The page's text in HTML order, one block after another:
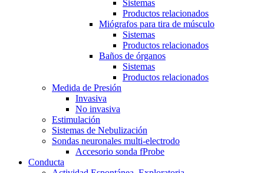
Sistemas
Productos relacionados
Miógrafos para tira de músculo
Sistemas
Productos relacionados
Baños de órganos
Sistemas
Productos relacionados
Medida de Presión
Invasiva
No invasiva
Estimulación
Sistemas de Nebulización
Sondas neuronales multi-electrodo
Accesorio sonda fProbe
Conducta